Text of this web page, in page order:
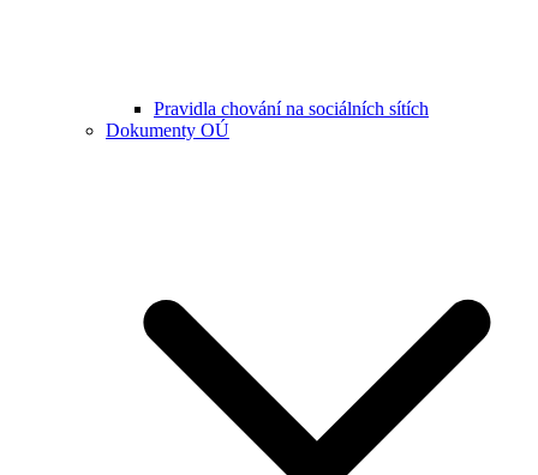
Pravidla chování na sociálních sítích
Dokumenty OÚ